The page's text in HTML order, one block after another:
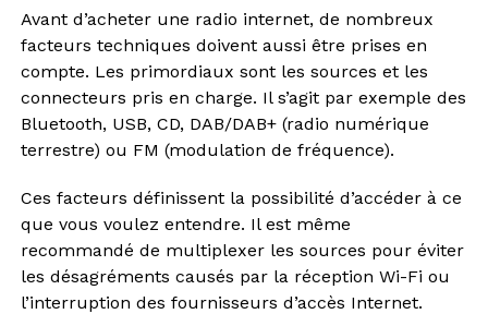
Avant d’acheter une radio internet, de nombreux
facteurs techniques doivent aussi être prises en
compte. Les primordiaux sont les sources et les
connecteurs pris en charge. Il s’agit par exemple des
Bluetooth, USB, CD, DAB/DAB+ (radio numérique
terrestre) ou FM (modulation de fréquence).
Ces facteurs définissent la possibilité d’accéder à ce
que vous voulez entendre. Il est même
recommandé de multiplexer les sources pour éviter
les désagréments causés par la réception Wi-Fi ou
l’interruption des fournisseurs d’accès Internet.